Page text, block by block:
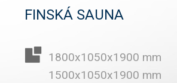
FINSKÁ SAUNA
1800x1050x1900 mm
1500x1050x1900 mm